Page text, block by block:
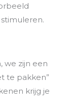
we zijn een
te pakken”
krijg je